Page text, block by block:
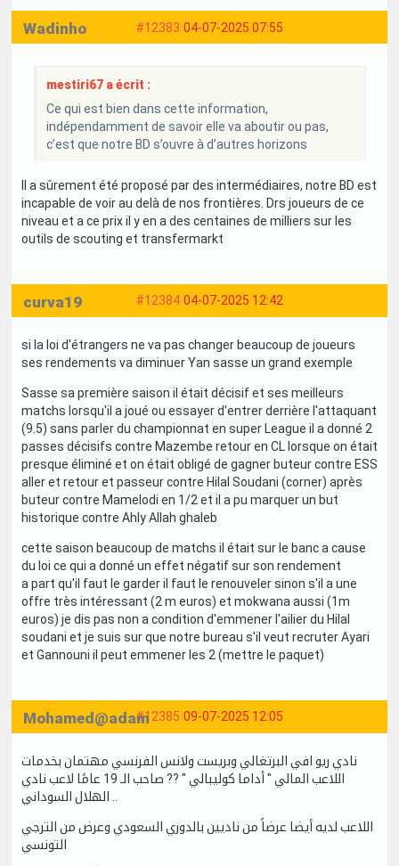
#12383 04-07-2025 07:55
Wadinho
mestiri67 a écrit :
Ce qui est bien dans cette information,
indépendamment de savoir elle va aboutir ou pas,
c’est que notre BD s’ouvre à d’autres horizons
Il a sûrement été proposé par des intermédiaires, notre BD est
incapable de voir au delà de nos frontières. Drs joueurs de ce
niveau et a ce prix il y en a des centaines de milliers sur les
outils de scouting et transfermarkt
#12384 04-07-2025 12:42
curva19
si la loi d'étrangers ne va pas changer beaucoup de joueurs
ses rendements va diminuer Yan sasse un grand exemple
Sasse sa première saison il était décisif et ses meilleurs
matchs lorsqu'il a joué ou essayer d'entrer derrière l'attaquant
(9.5) sans parler du championnat en super League il a donné 2
passes décisifs contre Mazembe retour en CL lorsque on était
presque éliminé et on était obligé de gagner buteur contre ESS
aller et retour et passeur contre Hilal Soudani (corner) après
buteur contre Mamelodi en 1/2 et il a pu marquer un but
historique contre Ahly Allah ghaleb
cette saison beaucoup de matchs il était sur le banc a cause
du loi ce qui a donné un effet négatif sur son rendement
a part qu'il faut le garder il faut le renouveler sinon s'il a une
offre très intéressant (2 m euros) et mokwana aussi (1m
euros) je dis pas non a condition d'emmener l'ailier du Hilal
soudani et je suis sur que notre bureau s'il veut recruter Ayari
et Gannouni il peut emmener les 2 (mettre le paquet)
#12385 09-07-2025 12:05
Mohamed@adam
نادي ريو افي البرتغالي وبريست ولانس الفرنسي مهتمان بخدمات
اللاعب المالي " أداما كوليبالي " ?? صاحب الـ 19 عامًا لاعب نادي
اللاعب لديه أيضا عرضاً من ناديين بالدوري السعودي وعرض من الترجي
التونسي